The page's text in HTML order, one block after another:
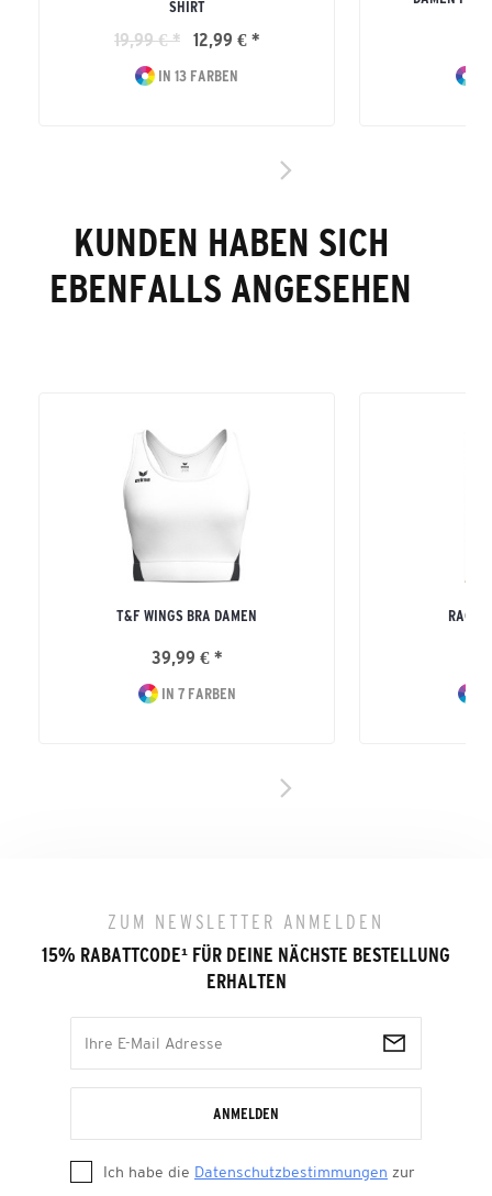
SHIRT
19,99 € * 12,99 € *
IN 13 FARBEN
KUNDEN HABEN SICH
EBENFALLS ANGESEHEN
T&F WINGS BRA DAMEN
39,99 € *
IN 7 FARBEN
ZUM NEWSLETTER ANMELDEN
15% RABATTCODE¹ FÜR DEINE NÄCHSTE BESTELLUNG
ERHALTEN
ANMELDEN
Ich habe die Datenschutzbestimmungen zur